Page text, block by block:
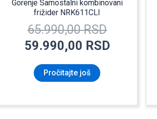
Gorenje Samostalni kombinovani
frižider NRK611CLI
65.990,00RSD
59.990,00 RSD
Pročitajte još